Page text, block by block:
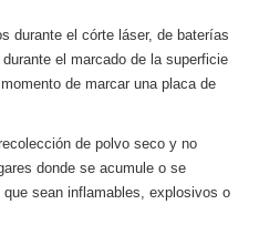
durante el córte láser, de baterías
el marcado de la superficie
de marcar una placa de
de polvo seco y no
donde se acumule o se
sean inflamables, explosivos o